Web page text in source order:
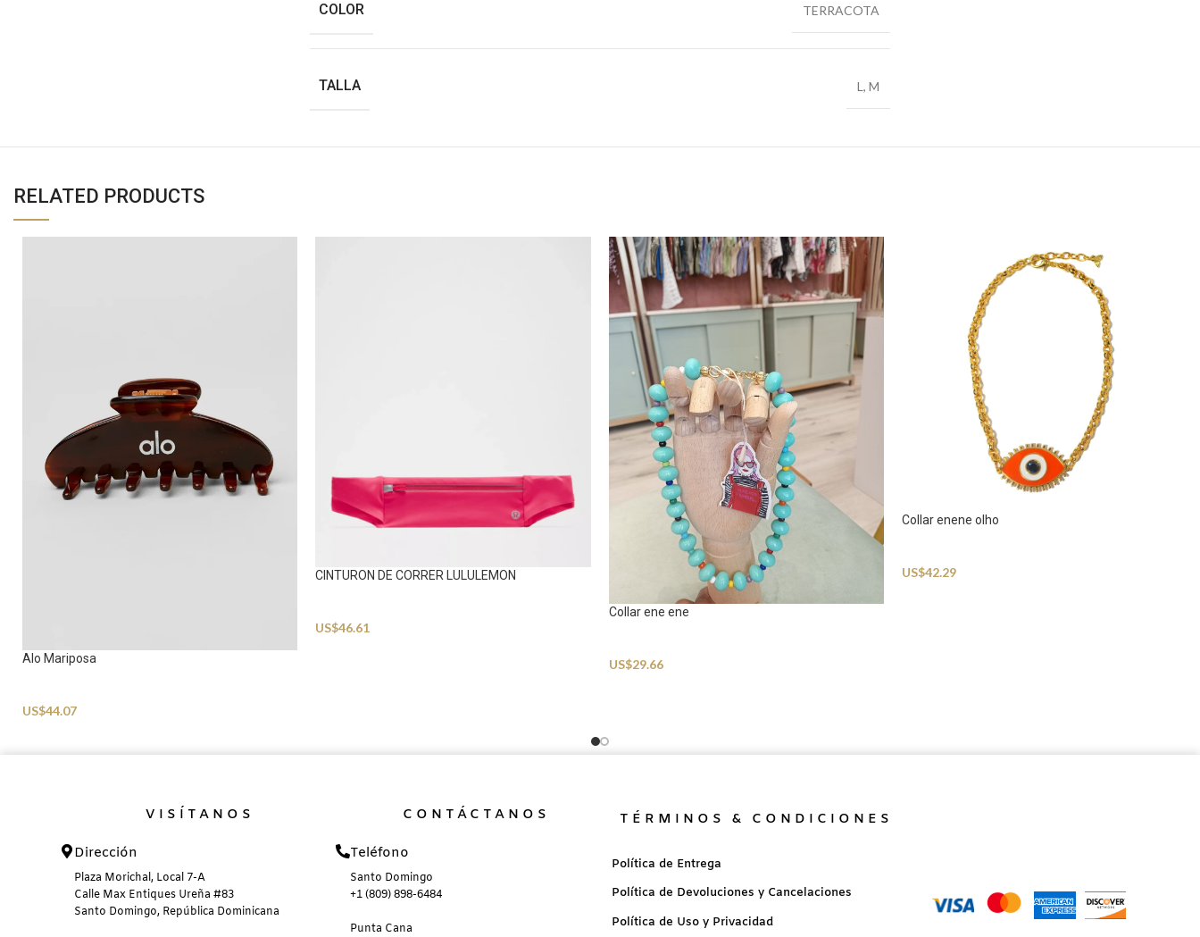
COLOR TERRACOTA
TALLA L , M
RELATED PRODUCTS
Alo Mariposa
US$44.07
CINTURON DE CORRER LULULEMON
US$46.61
Collar ene ene
US$29.66
Collar enene olho
US$42.29
VISÍTANOS
Dirección
Plaza Morichal, Local 7-A
Calle Max Entiques Ureña #83
Santo Domingo, República Dominicana
CONTÁCTANOS
Teléfono
Santo Domingo
+1 (809) 898-6484
Punta Cana
TÉRMINOS & CONDICIONES
Política de Entrega
Política de Devoluciones y Cancelaciones
Política de Uso y Privacidad